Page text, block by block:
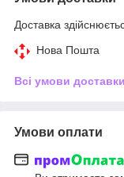
Доставка
Нова Пошта
Всі умови доставки
Умови оплати